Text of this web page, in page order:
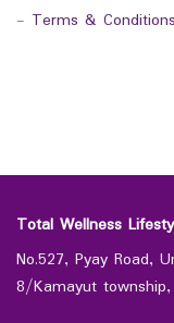
- Terms &
Total Wellness
No.527, Pyay Road,
8/Kamayut